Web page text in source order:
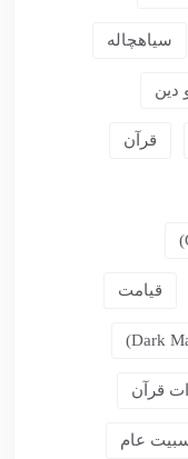
سیاهچاله
دین
قرآن
قیامت
قرآن
عام